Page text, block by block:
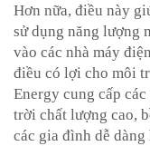
Hơn nữa, điều này
sử dụng năng lượng
vào các nhà máy
điều có lợi cho môi
Energy cung cấp
trời chất lượng cao,
các gia đình dễ